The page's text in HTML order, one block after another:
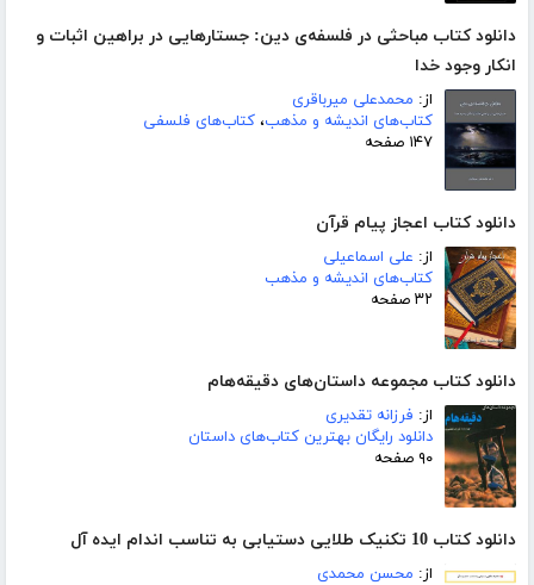
دانلود کتاب مباحثی در فلسفه‌ی دین: جستارهایی در براهین اثبات و
انکار وجود خدا
از: محمدعلی میرباقری
کتاب‌های اندیشه و مذهب، کتاب‌های فلسفی
۱۴۷ صفحه
دانلود کتاب اعجاز پیام قرآن
از: علی اسماعیلی
کتاب‌های اندیشه و مذهب
۳۲ صفحه
دانلود کتاب مجموعه داستان‌های دقیقه‌هام
از: فرزانه تقدیری
دانلود رایگان بهترین کتاب‌های داستان
۹۰ صفحه
دانلود کتاب 10 تکنیک طلایی دستیابی به تناسب اندام ایده آل
از: محسن محمدی